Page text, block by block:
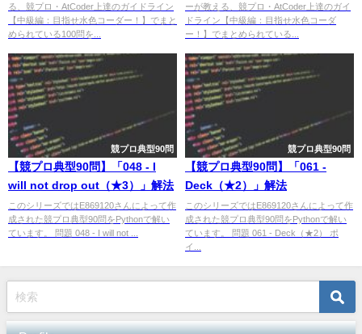
る、競プロ・AtCoder上達のガイドライン
【中級編：目指せ水色コーダー！】でまと
められている100問を...
ーが教える、競プロ・AtCoder上達のガイ
ドライン【中級編：目指せ水色コーダ
ー！】でまとめられている...
競プロ典型90問
【競プロ典型90問】「048 - I
will not drop out（★3）」解法
このシリーズではE869120さんによって作
成された競プロ典型90問をPythonで解い
ています。 問題 048 - I will not ...
競プロ典型90問
【競プロ典型90問】「061 -
Deck（★2）」解法
このシリーズではE869120さんによって作
成された競プロ典型90問をPythonで解い
ています。 問題 061 - Deck（★2） ポ
イ...